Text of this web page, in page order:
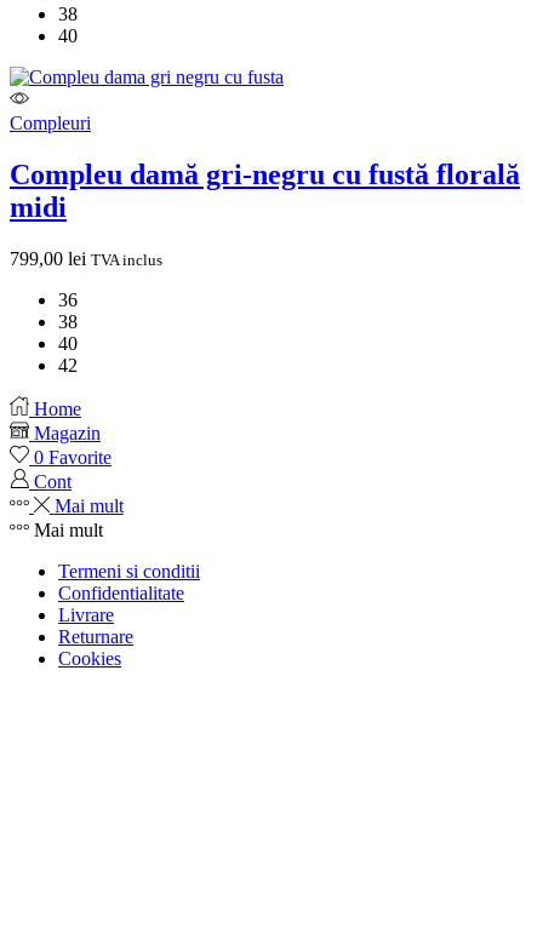
38
40
Compleuri
Compleu damă gri-negru cu fustă florală
midi
799,00 lei TVA inclus
36
38
40
42
Home
Magazin
0 Favorite
Cont
Mai mult
Mai mult
Termeni si conditii
Confidentialitate
Livrare
Returnare
Cookies